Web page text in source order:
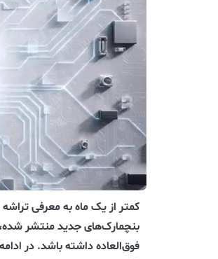
بنچمارک‌های جدید منتشر
فوق‌العاده داشته باشد. در